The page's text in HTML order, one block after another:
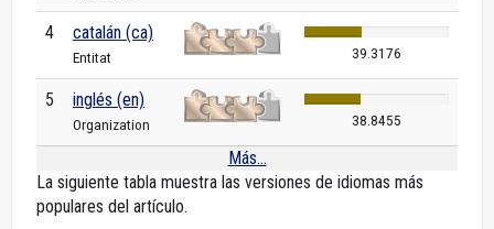
4 catalán (ca)
Entitat 39.3176
5 inglés (en)
Organization 38.8455
Más...
La siguiente tabla muestra las versiones de idiomas más
populares del artículo.